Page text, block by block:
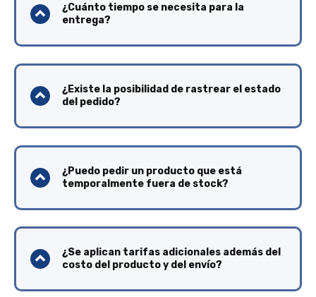
¿Cuánto tiempo se necesita para la
entrega?
¿Existe la posibilidad de rastrear el estado
del pedido?
¿Puedo pedir un producto que está
temporalmente fuera de stock?
¿Se aplican tarifas adicionales además del
costo del producto y del envío?